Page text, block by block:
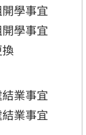
學事宜
學事宜
業事宜
業事宜